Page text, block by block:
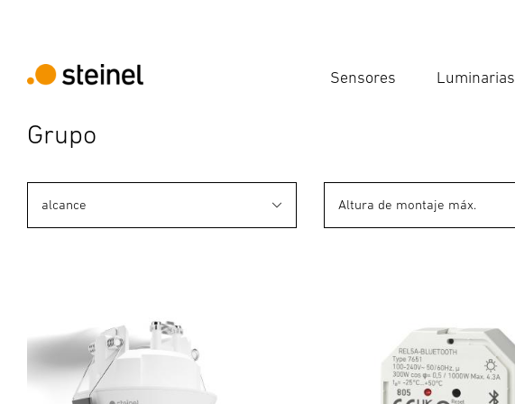
Sensores Luminarias
Grupo
alcance Altura de montaje máx.